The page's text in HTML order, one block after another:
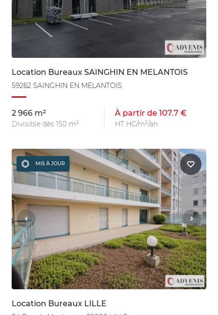
Location Bureaux SAINGHIN EN MELANTOIS
59262 SAINGHIN EN MELANTOIS
2 966 m²
Divisible dès 150 m²
À partir de 107.7 €
HT HC/m²/an
MIS À JOUR
Location Bureaux LILLE